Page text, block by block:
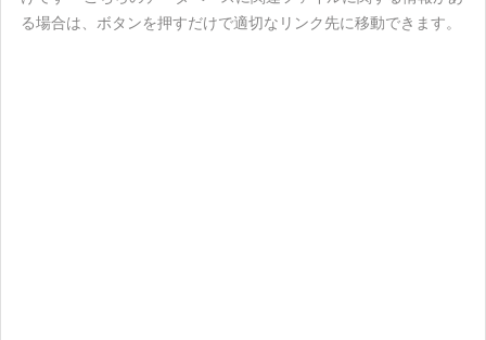
る場合は、ボタンを押すだけで適切なリンク先に移動できます。